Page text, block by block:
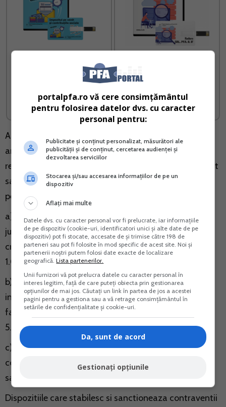
Ghid complet Impozitul pe
venit si contributiile
Vreau acest produs → Vreau acest produs →
Actul normativ mentionat actualizeaza si valoarea
amenzilor pentru neindeplinirea prevederilor legale si
retinem faptul ca reprezinta contraventii daca nu sunt
savarsite in astfel de conditii incat, potrivit legii
penale, sa constituie infractiuni, urmatoarele fapte:
a) netinerea si neactualizarea de catre persoana
juridica, a evidentei obligatiilor de plata si a evidentei
creantelor, pentru care amenda este de la 500 la
1.000 lei;
b) netransmiterea de catre persoana juridica, prin
internet, la adresa dedicata in acest scop, a situatiei,
fapt ce se sanctioneaza cu amenda de la 1.000 la
5.000 lei;
c) nerespectarea indatoririlor referitoare la
confidentialitatea informatiilor, datelor si situatiilor,
sanctionabile cu amenda de la 1.000 la 5.000 lei.
Dispozitiile care stabilesc si sanctioneaza contraventii
portalpfa.ro vă cere consimțământul
pentru folosirea datelor dvs. cu caracter
personal pentru:
Publicitate și conținut personalizat, măsurători ale
publicității și de conținut, cercetarea audienței și
dezvoltarea serviciilor
Stocarea și/sau accesarea informațiilor de pe un
dispozitiv
Aflați mai multe
Datele dvs. cu caracter personal vor fi prelucrate, iar informațiile
de pe dispozitiv (cookie-uri, identificatori unici și alte date de pe
dispozitiv) pot fi stocate, accesate de și trimise către 198 de
parteneri sau pot fi folosite în mod specific de acest site. Noi și
partenerii noștri putem folosi date exacte de localizare
geografică.Lista partenerilor.
Unii furnizori vă pot prelucra datele cu caracter personal în
interes legitim, față de care puteți obiecta prin gestionarea
opțiunilor de mai jos. Căutați un link în partea de jos a acestei
pagini pentru a gestiona sau a vă retrage consimțământul în
setările de confidențialitate și cookie-uri.
Da, sunt de acord
Gestionați opțiunile